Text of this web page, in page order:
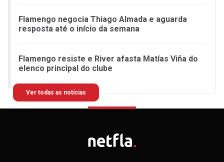
Flamengo negocia Thiago Almada e aguarda
resposta até o início da semana
Flamengo resiste e River afasta Matías Viña do
elenco principal do clube
Ver todas as notícias